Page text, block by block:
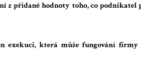
z přidané hodnoty toho, co podnikatel
exekuci, která může fungování